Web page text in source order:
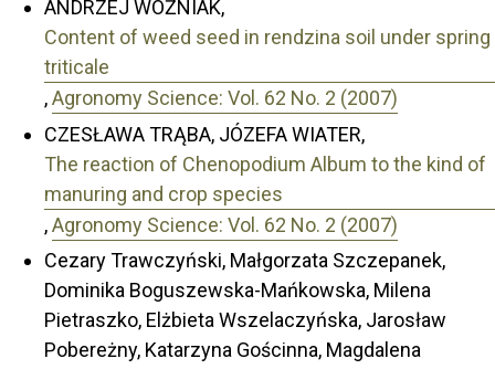
ANDRZEJ WOŹNIAK,
Content of weed seed in rendzina soil under spring
triticale
,Agronomy Science: Vol. 62 No. 2 (2007)
CZESŁAWA TRĄBA, JÓZEFA WIATER,
The reaction of Chenopodium Album to the kind of
manuring and crop species
,Agronomy Science: Vol. 62 No. 2 (2007)
Cezary Trawczyński, Małgorzata Szczepanek,
Dominika Boguszewska-Mańkowska, Milena
Pietraszko, Elżbieta Wszelaczyńska, Jarosław
Pobereżny, Katarzyna Gościnna, Magdalena